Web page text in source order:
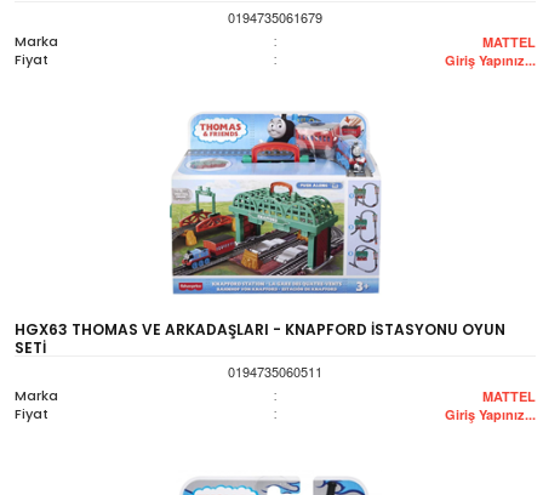
0194735061679
Marka
: MATTEL
Fiyat : Giriş Yapınız...
HGX63 THOMAS VE ARKADAŞLARI - KNAPFORD İSTASYONU OYUN
SETİ
0194735060511
Marka
: MATTEL
Fiyat : Giriş Yapınız...